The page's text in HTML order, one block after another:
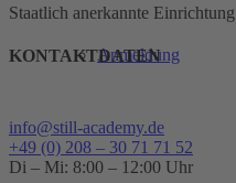
Anmeldung
Staatlich anerkannte
KONTAKTDATEN
info@still-academy.de
+49 (0) 208 – 30 71 71 52
Di – Mi: 8:00 – 12:00 Uhr